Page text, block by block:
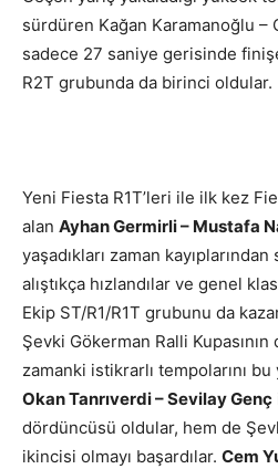
sürdüren Kağan Karamanoğlu –
sadece 27 saniye gerisinde
R2T grubunda da birinci oldular.
Yeni Fiesta R1T’leri ile ilk kez
alan Ayhan Germirli – Mustafa
yaşadıkları zaman
alıştıkça hızlandılar ve genel
Ekip ST/R1/R1T grubunu da
Şevki Gökerman Ralli
zamanki istikrarlı tempolarını
Okan Tanrıverdi – Sevilay Genç
dördüncüsü oldular, hem de
ikincisi olmayı başardılar. Cem